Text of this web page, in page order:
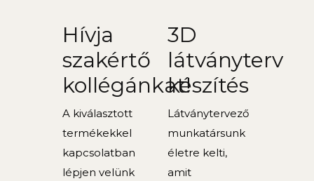
Hívja
szakértő
kollégánkat!
A kiválasztott
termékekkel
kapcsolatban
lépjen velünk
3D
látványterv
készítés
Látványtervező
munkatársunk
életre kelti,
amit